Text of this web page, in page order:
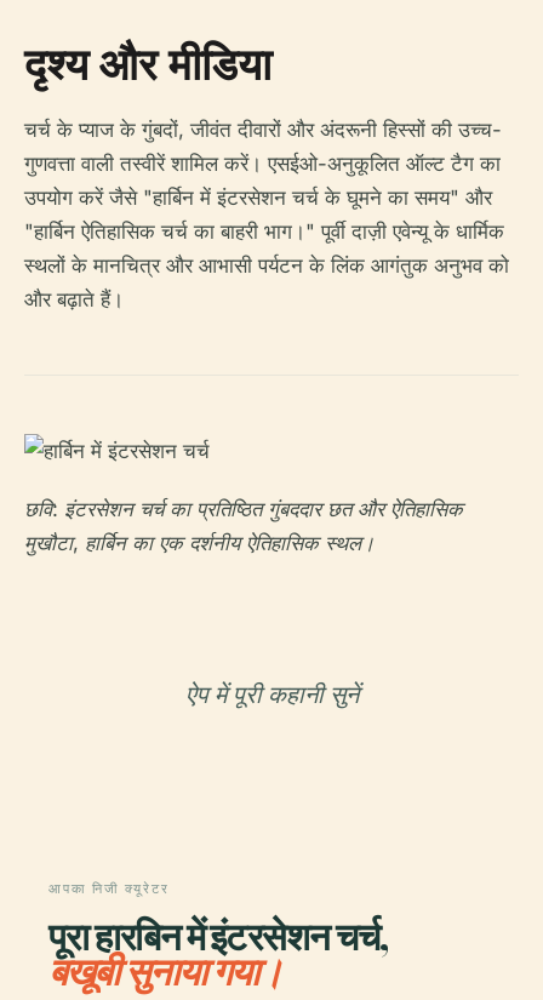
दृश्य और मीडिया
चर्च के प्याज के गुंबदों, जीवंत दीवारों और अंदरूनी हिस्सों की उच्च-
गुणवत्ता वाली तस्वीरें शामिल करें। एसईओ-अनुकूलित ऑल्ट टैग का
उपयोग करें जैसे "हार्बिन में इंटरसेशन चर्च के घूमने का समय" और
"हार्बिन ऐतिहासिक चर्च का बाहरी भाग।" पूर्वी दाज़ी एवेन्यू के धार्मिक
स्थलों के मानचित्र और आभासी पर्यटन के लिंक आगंतुक अनुभव को
और बढ़ाते हैं।
छवि: इंटरसेशन चर्च का प्रतिष्ठित गुंबददार छत और ऐतिहासिक
मुखौटा, हार्बिन का एक दर्शनीय ऐतिहासिक स्थल।
ऐप में पूरी कहानी सुनें
आपका निजी क्यूरेटर
पूरा हारबिन में इंटरसेशन चर्च,
बखूबी सुनाया गया।